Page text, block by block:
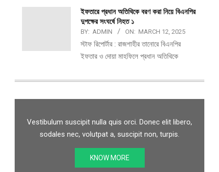
ইফতারে প্রধান অতিথিকে বরণ করা নিয়ে বিএনপির
দুপক্ষের সংঘর্ষে নিহত ১
BY: ADMIN ON: MARCH 12, 2025
স্টাফ রিপোর্টার : রাজশাহীর তানোরে বিএনপির
ইফতার ও দোয়া মাহফিলে প্রধান অতিথিকে
Vestibulum suscipit nulla quis orci. Donec elit libero,
sodales nec, volutpat a, suscipit non, turpis.
KNOW MORE